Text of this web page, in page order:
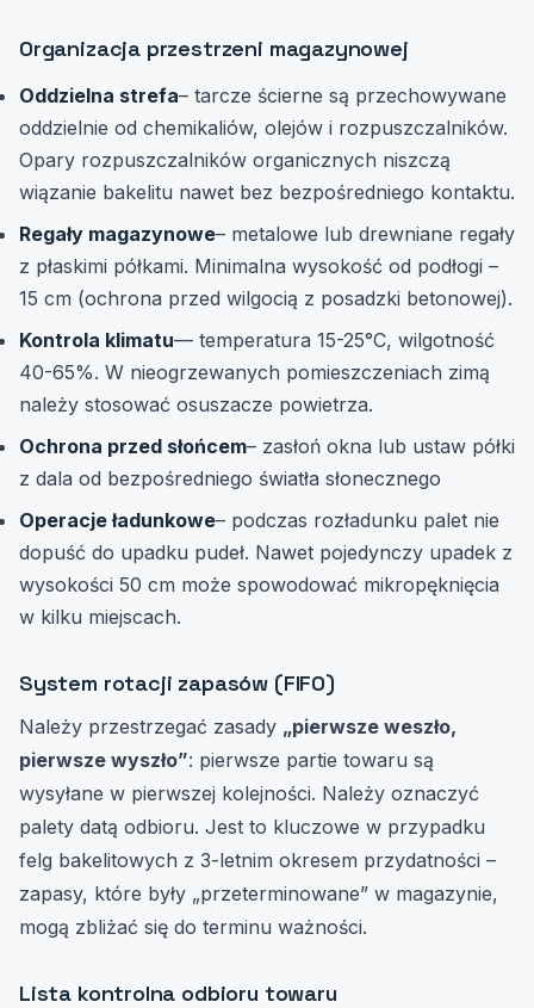
Organizacja przestrzeni magazynowej
Oddzielna strefa– tarcze ścierne są przechowywane
oddzielnie od chemikaliów, olejów i rozpuszczalników.
Opary rozpuszczalników organicznych niszczą
wiązanie bakelitu nawet bez bezpośredniego kontaktu.
Regały magazynowe– metalowe lub drewniane regały
z płaskimi półkami. Minimalna wysokość od podłogi –
15 cm (ochrona przed wilgocią z posadzki betonowej).
Kontrola klimatu— temperatura 15-25°C, wilgotność
40-65%. W nieogrzewanych pomieszczeniach zimą
należy stosować osuszacze powietrza.
Ochrona przed słońcem– zasłoń okna lub ustaw półki
z dala od bezpośredniego światła słonecznego
Operacje ładunkowe– podczas rozładunku palet nie
dopuść do upadku pudeł. Nawet pojedynczy upadek z
wysokości 50 cm może spowodować mikropęknięcia
w kilku miejscach.
System rotacji zapasów (FIFO)
Należy przestrzegać zasady „pierwsze weszło,
pierwsze wyszło”: pierwsze partie towaru są
wysyłane w pierwszej kolejności. Należy oznaczyć
palety datą odbioru. Jest to kluczowe w przypadku
felg bakelitowych z 3-letnim okresem przydatności –
zapasy, które były „przeterminowane” w magazynie,
mogą zbliżać się do terminu ważności.
Lista kontrolna odbioru towaru